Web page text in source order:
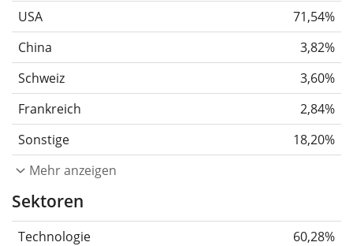
USA
71,54%
China
3,82%
Schweiz
3,60%
Frankreich
2,84%
Sonstige
18,20%
Mehr anzeigen
Sektoren
Technologie
60,28%